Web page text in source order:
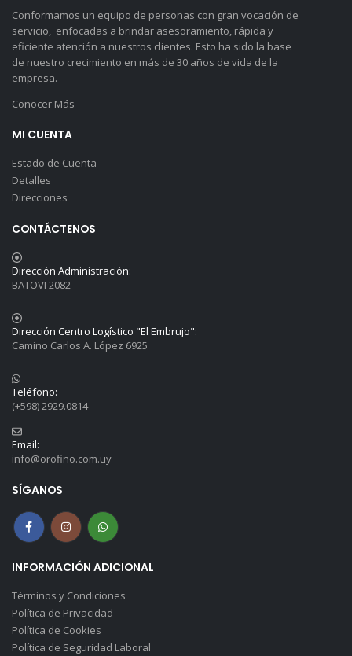
Conformamos un equipo de personas con gran vocación de
servicio, enfocadas a brindar asesoramiento, rápida y
eficiente atención a nuestros clientes. Esto ha sido la base
de nuestro crecimiento en más de 30 años de vida de la
empresa.
Conocer Más
MI CUENTA
Estado de Cuenta
Detalles
Direcciones
CONTÁCTENOS
Dirección Administración:
BATOVI 2082
Dirección Centro Logístico "El Embrujo":
Camino Carlos A. López 6925
Teléfono:
(+598) 2929.0814
Email:
info@orofino.com.uy
SÍGANOS
INFORMACIÓN ADICIONAL
Términos y Condiciones
Política de Privacidad
Política de Cookies
Política de Seguridad Laboral